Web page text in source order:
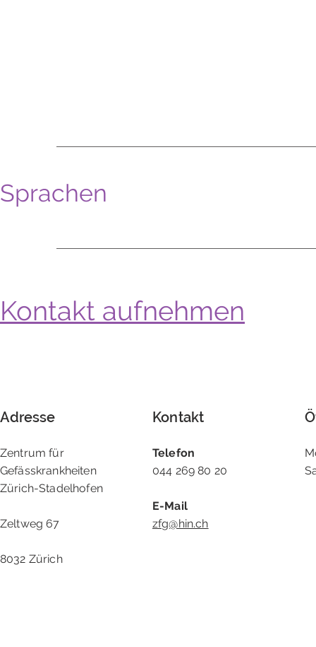
Sprachen
Kontakt aufnehmen
Adresse Kontakt
Zentrum für
Gefässkrankheiten
Zürich-Stadelhofen
Zeltweg 67
8032 Zürich
Telefon
044 269 80 20
E-Mail
zfg@hin.ch